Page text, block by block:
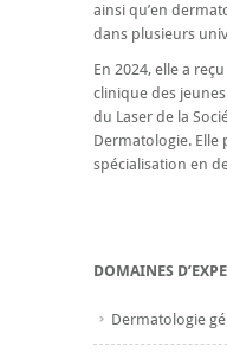
ainsi qu’en
dans plusieurs
En 2024, elle a
clinique des
du Laser de la
Dermatologie.
spécialisation en
DOMAINES
Dermatologie